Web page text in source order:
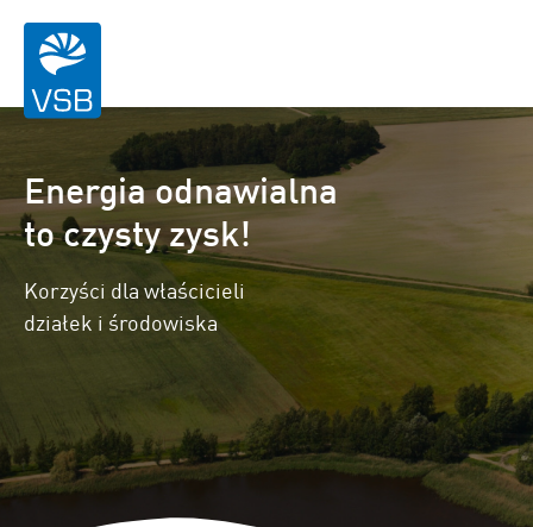
Energia odnawialna
to czysty zysk!
Korzyści dla właścicieli
działek i środowiska